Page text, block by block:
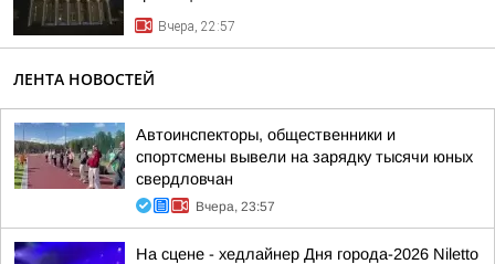
Вчера, 22:57
ЛЕНТА НОВОСТЕЙ
Автоинспекторы, общественники и
спортсмены вывели на зарядку тысячи юных
свердловчан
Вчера, 23:57
На сцене - хедлайнер Дня города-2026 Niletto